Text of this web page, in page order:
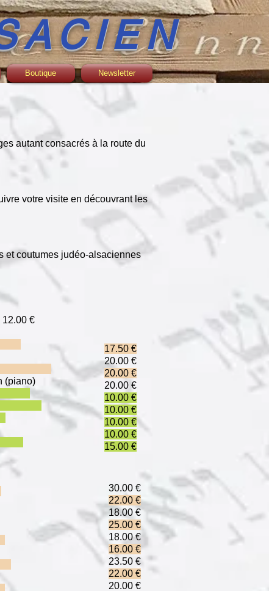
Boutique Newsletter
autant consacrés à la route du
votre visite en découvrant les
et coutumes judéo-alsaciennes
€
!
(piano)
CD
1 CD
30.00 €
22.00 €
18.00 €
25.00 €
18.00 €
16.00 €
23.50 €
22.00 €
20.00 €
17.50 €
20.00 €
20.00 €
20.00 €
10.00 €
10.00 €
10.00 €
10.00 €
15.00 €